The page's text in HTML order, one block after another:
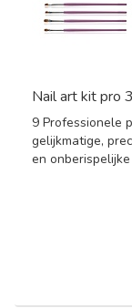
Nail art kit pro
9 Professionele
gelijkmatige,
en